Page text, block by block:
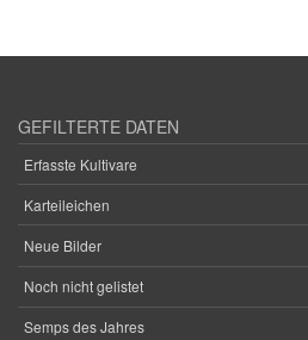
GEFILTERTE DATEN
Erfasste Kultivare
Karteileichen
Neue Bilder
Noch nicht gelistet
Semps des Jahres